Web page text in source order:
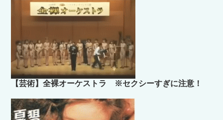
【芸術】全裸オーケストラ ※セクシーすぎに注意！